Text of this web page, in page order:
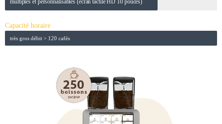
multiples et personnalisables (écran tactile HD 10 pouces)
Capacité horaire
très gros débit > 120 cafés